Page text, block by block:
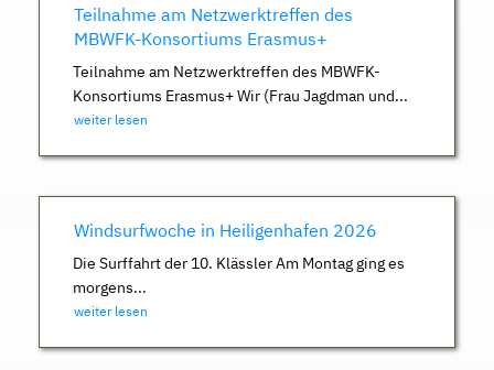
Teilnahme am Netzwerktreffen des
MBWFK-Konsortiums Erasmus+
Teilnahme am Netzwerktreffen des MBWFK-
Konsortiums Erasmus+ Wir (Frau Jagdman und...
weiter lesen
Windsurfwoche in Heiligenhafen 2026
Die Surffahrt der 10. Klässler Am Montag ging es
morgens...
weiter lesen